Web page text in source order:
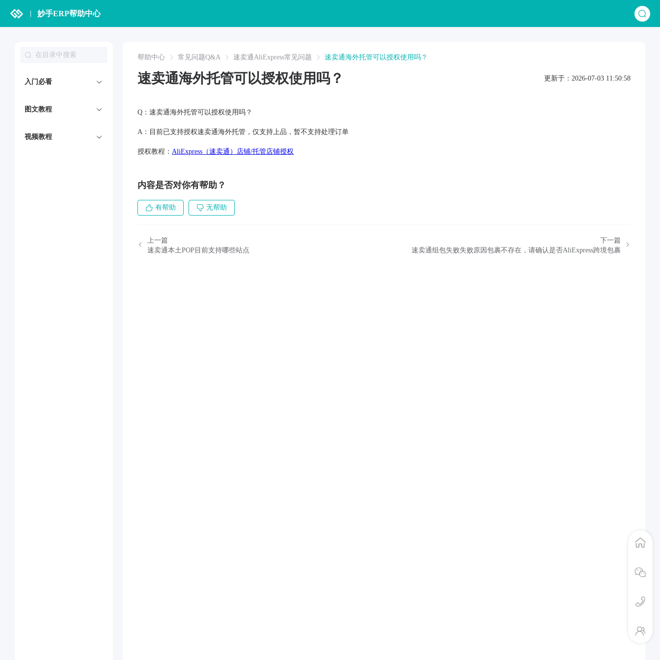
妙手ERP帮助中心
入门必看
图文教程
视频教程
帮助中心 常见问题Q&A 速卖通AliExpress常见问题 速卖通海外托管可以授权使用吗？
速卖通海外托管可以授权使用吗？ 更新于：2026-07-03 11:50:58
Q：速卖通海外托管可以授权使用吗？
A：目前已支持授权速卖通海外托管，仅支持上品，暂不支持处理订单
授权教程： AliExpress（速卖通）店铺/托管店铺授权
内容是否对你有帮助？
有帮助 无帮助
上一篇
速卖通本土POP目前支持哪些站点
下一篇
速卖通组包失败失败原因包裹不存在，请确认是否AliExpress跨境包裹